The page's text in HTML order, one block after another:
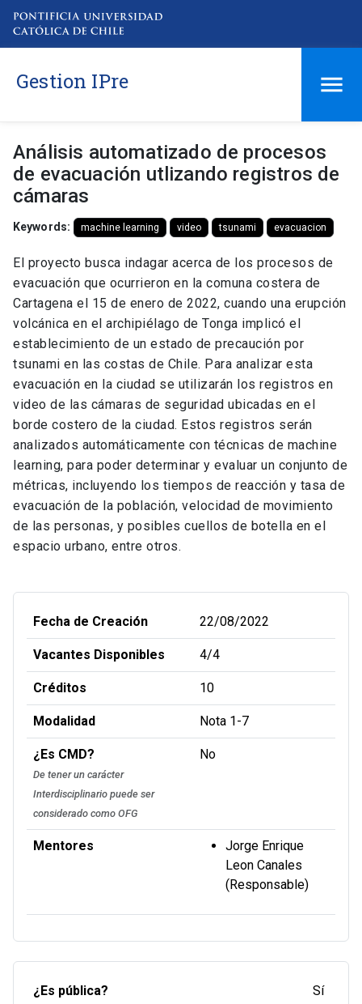
Gestion IPre
Análisis automatizado de procesos
de evacuación utlizando registros de
cámaras
Keywords: machine learning video tsunami evacuacion
El proyecto busca indagar acerca de los procesos de
evacuación que ocurrieron en la comuna costera de
Cartagena el 15 de enero de 2022, cuando una erupción
volcánica en el archipiélago de Tonga implicó el
establecimiento de un estado de precaución por
tsunami en las costas de Chile. Para analizar esta
evacuación en la ciudad se utilizarán los registros en
video de las cámaras de seguridad ubicadas en el
borde costero de la ciudad. Estos registros serán
analizados automáticamente con técnicas de machine
learning, para poder determinar y evaluar un conjunto de
métricas, incluyendo los tiempos de reacción y tasa de
evacuación de la población, velocidad de movimiento
de las personas, y posibles cuellos de botella en el
espacio urbano, entre otros.
Fecha de Creación 22/08/2022
Vacantes Disponibles 4/4
Créditos 10
Modalidad Nota 1-7
¿Es CMD?
De tener un carácter
Interdisciplinario puede ser
considerado como OFG
No
Mentores
Jorge Enrique
Leon Canales
(Responsable)
¿Es pública? Sí